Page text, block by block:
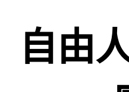
自由